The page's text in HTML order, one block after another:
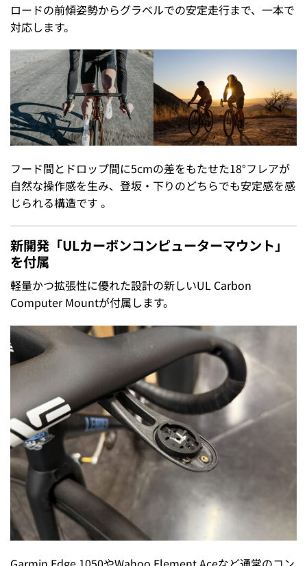
ロードの前傾姿勢からグラベルでの安定走行まで、一本で
対応します。
フード間とドロップ間に5cmの差をもたせた18°フレアが
自然な操作感を生み、登坂・下りのどちらでも安定感を感
じられる構造です 。
新開発「ULカーボンコンピューターマウント」
を付属
軽量かつ拡張性に優れた設計の新しいUL Carbon
Computer Mountが付属します。